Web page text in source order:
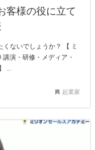
客様の役に立て
ないでしょうか？ 【 ミ
演・研修・メディア・
...
起業家